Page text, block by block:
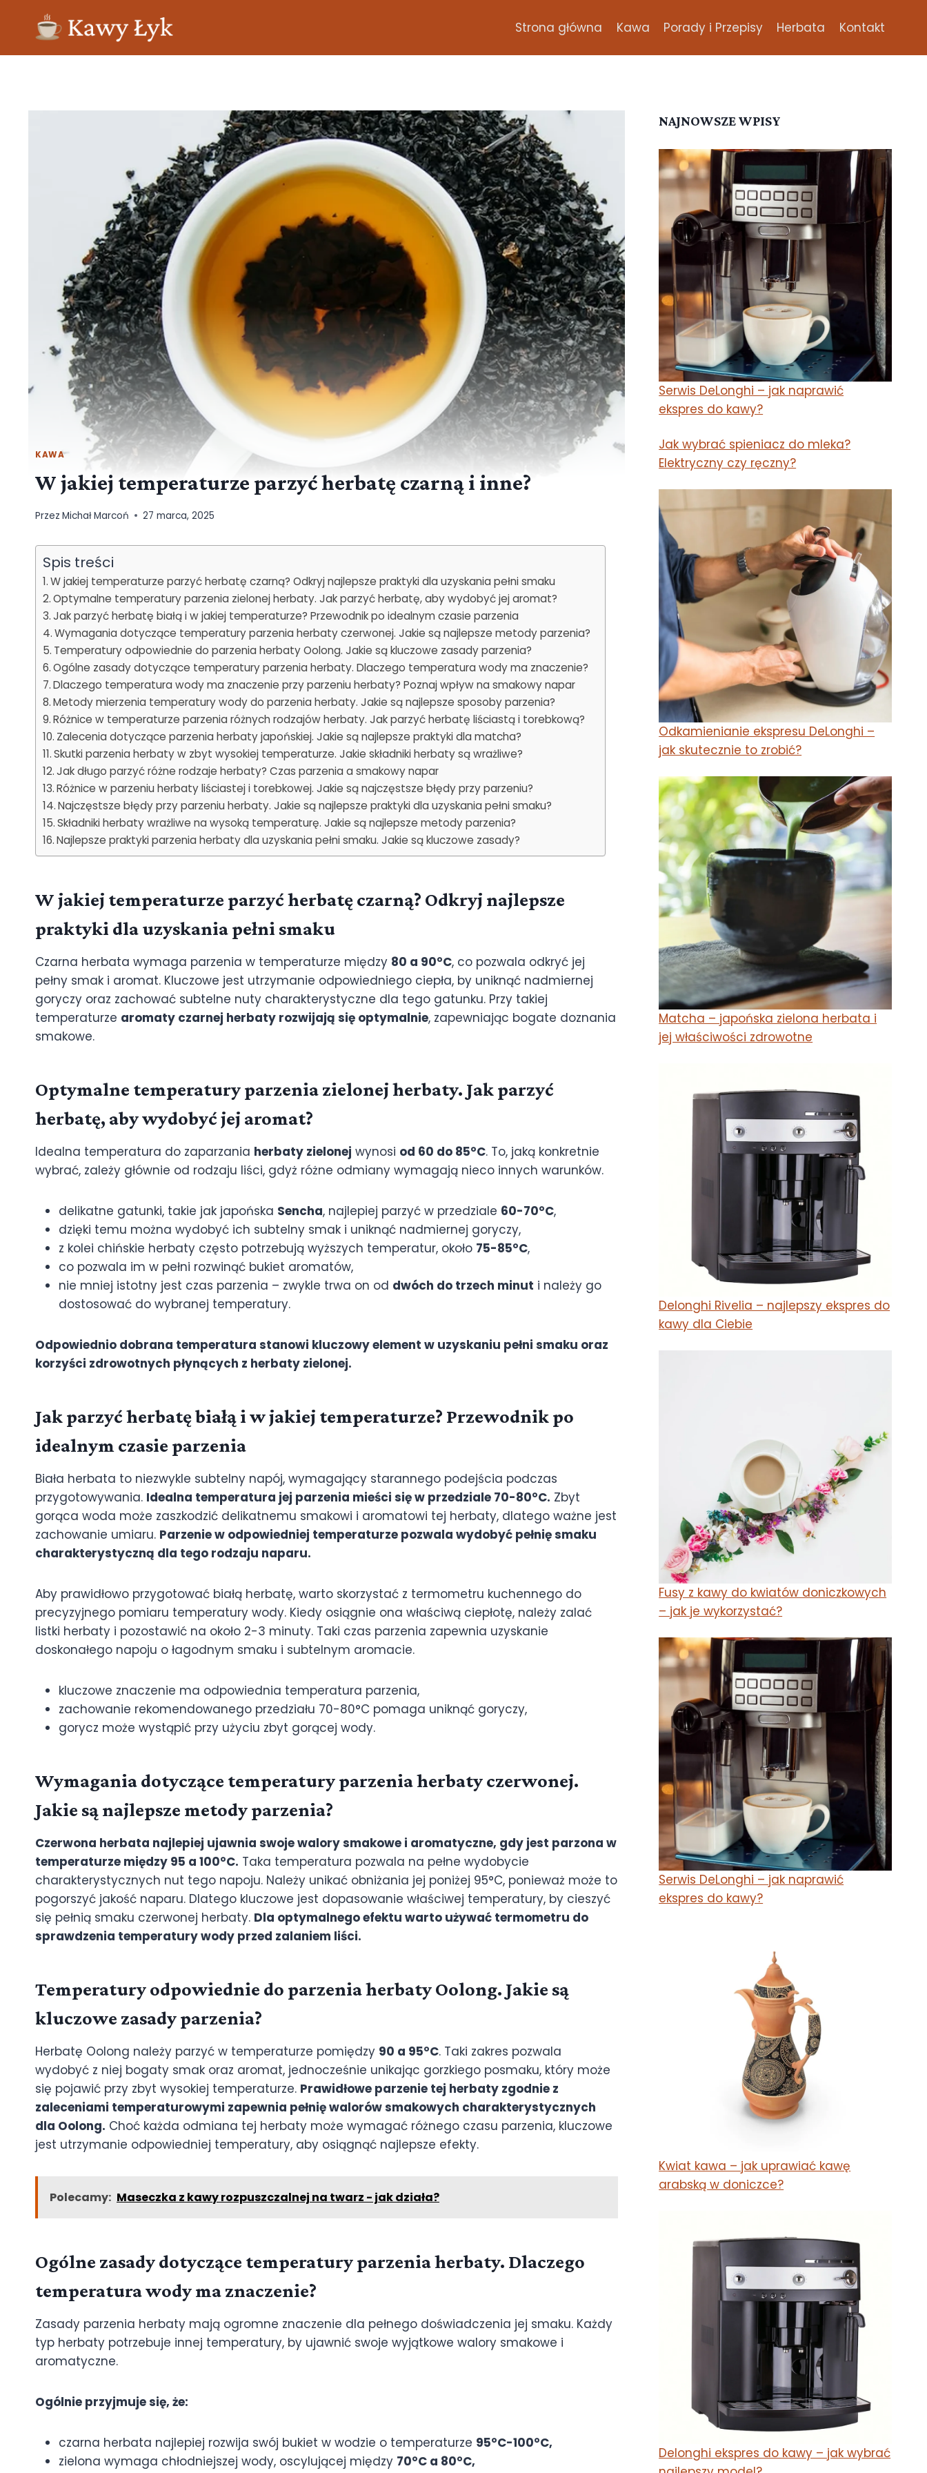
Strona główna Kawa Porady i Przepisy Herbata Kontakt
KAWA
W jakiej temperaturze parzyć herbatę czarną i inne?
Przez Michał Marcoń 27 marca, 2025
Spis treści
W jakiej temperaturze parzyć herbatę czarną? Odkryj najlepsze praktyki dla uzyskania pełni smaku
Optymalne temperatury parzenia zielonej herbaty. Jak parzyć herbatę, aby wydobyć jej aromat?
Jak parzyć herbatę białą i w jakiej temperaturze? Przewodnik po idealnym czasie parzenia
Wymagania dotyczące temperatury parzenia herbaty czerwonej. Jakie są najlepsze metody parzenia?
Temperatury odpowiednie do parzenia herbaty Oolong. Jakie są kluczowe zasady parzenia?
Ogólne zasady dotyczące temperatury parzenia herbaty. Dlaczego temperatura wody ma znaczenie?
Dlaczego temperatura wody ma znaczenie przy parzeniu herbaty? Poznaj wpływ na smakowy napar
Metody mierzenia temperatury wody do parzenia herbaty. Jakie są najlepsze sposoby parzenia?
Różnice w temperaturze parzenia różnych rodzajów herbaty. Jak parzyć herbatę liściastą i torebkową?
Zalecenia dotyczące parzenia herbaty japońskiej. Jakie są najlepsze praktyki dla matcha?
Skutki parzenia herbaty w zbyt wysokiej temperaturze. Jakie składniki herbaty są wrażliwe?
Jak długo parzyć różne rodzaje herbaty? Czas parzenia a smakowy napar
Różnice w parzeniu herbaty liściastej i torebkowej. Jakie są najczęstsze błędy przy parzeniu?
Najczęstsze błędy przy parzeniu herbaty. Jakie są najlepsze praktyki dla uzyskania pełni smaku?
Składniki herbaty wrażliwe na wysoką temperaturę. Jakie są najlepsze metody parzenia?
Najlepsze praktyki parzenia herbaty dla uzyskania pełni smaku. Jakie są kluczowe zasady?
W jakiej temperaturze parzyć herbatę czarną? Odkryj najlepsze
praktyki dla uzyskania pełni smaku
Czarna herbata wymaga parzenia w temperaturze między 80 a 90°C, co pozwala odkryć jej
pełny smak i aromat. Kluczowe jest utrzymanie odpowiedniego ciepła, by uniknąć nadmiernej
goryczy oraz zachować subtelne nuty charakterystyczne dla tego gatunku. Przy takiej
temperaturze aromaty czarnej herbaty rozwijają się optymalnie, zapewniając bogate doznania
smakowe.
Optymalne temperatury parzenia zielonej herbaty. Jak parzyć
herbatę, aby wydobyć jej aromat?
Idealna temperatura do zaparzania herbaty zielonej wynosi od 60 do 85°C. To, jaką konkretnie
wybrać, zależy głównie od rodzaju liści, gdyż różne odmiany wymagają nieco innych warunków.
delikatne gatunki, takie jak japońska Sencha, najlepiej parzyć w przedziale 60-70°C,
dzięki temu można wydobyć ich subtelny smak i uniknąć nadmiernej goryczy,
z kolei chińskie herbaty często potrzebują wyższych temperatur, około 75-85°C,
co pozwala im w pełni rozwinąć bukiet aromatów,
nie mniej istotny jest czas parzenia – zwykle trwa on od dwóch do trzech minut i należy go
dostosować do wybranej temperatury.
Odpowiednio dobrana temperatura stanowi kluczowy element w uzyskaniu pełni smaku oraz
korzyści zdrowotnych płynących z herbaty zielonej.
Jak parzyć herbatę białą i w jakiej temperaturze? Przewodnik po
idealnym czasie parzenia
Biała herbata to niezwykle subtelny napój, wymagający starannego podejścia podczas
przygotowywania. Idealna temperatura jej parzenia mieści się w przedziale 70-80°C. Zbyt
gorąca woda może zaszkodzić delikatnemu smakowi i aromatowi tej herbaty, dlatego ważne jest
zachowanie umiaru. Parzenie w odpowiedniej temperaturze pozwala wydobyć pełnię smaku
charakterystyczną dla tego rodzaju naparu.
Aby prawidłowo przygotować białą herbatę, warto skorzystać z termometru kuchennego do
precyzyjnego pomiaru temperatury wody. Kiedy osiągnie ona właściwą ciepłotę, należy zalać
listki herbaty i pozostawić na około 2-3 minuty. Taki czas parzenia zapewnia uzyskanie
doskonałego napoju o łagodnym smaku i subtelnym aromacie.
kluczowe znaczenie ma odpowiednia temperatura parzenia,
zachowanie rekomendowanego przedziału 70-80°C pomaga uniknąć goryczy,
gorycz może wystąpić przy użyciu zbyt gorącej wody.
Wymagania dotyczące temperatury parzenia herbaty czerwonej.
Jakie są najlepsze metody parzenia?
Czerwona herbata najlepiej ujawnia swoje walory smakowe i aromatyczne, gdy jest parzona w
temperaturze między 95 a 100°C. Taka temperatura pozwala na pełne wydobycie
charakterystycznych nut tego napoju. Należy unikać obniżania jej poniżej 95°C, ponieważ może to
pogorszyć jakość naparu. Dlatego kluczowe jest dopasowanie właściwej temperatury, by cieszyć
się pełnią smaku czerwonej herbaty. Dla optymalnego efektu warto używać termometru do
sprawdzenia temperatury wody przed zalaniem liści.
Temperatury odpowiednie do parzenia herbaty Oolong. Jakie są
kluczowe zasady parzenia?
Herbatę Oolong należy parzyć w temperaturze pomiędzy 90 a 95°C. Taki zakres pozwala
wydobyć z niej bogaty smak oraz aromat, jednocześnie unikając gorzkiego posmaku, który może
się pojawić przy zbyt wysokiej temperaturze. Prawidłowe parzenie tej herbaty zgodnie z
zaleceniami temperaturowymi zapewnia pełnię walorów smakowych charakterystycznych
dla Oolong. Choć każda odmiana tej herbaty może wymagać różnego czasu parzenia, kluczowe
jest utrzymanie odpowiedniej temperatury, aby osiągnąć najlepsze efekty.
Polecamy: Maseczka z kawy rozpuszczalnej na twarz - jak działa?
Ogólne zasady dotyczące temperatury parzenia herbaty. Dlaczego
temperatura wody ma znaczenie?
Zasady parzenia herbaty mają ogromne znaczenie dla pełnego doświadczenia jej smaku. Każdy
typ herbaty potrzebuje innej temperatury, by ujawnić swoje wyjątkowe walory smakowe i
aromatyczne.
Ogólnie przyjmuje się, że:
czarna herbata najlepiej rozwija swój bukiet w wodzie o temperaturze 95°C-100°C,
zielona wymaga chłodniejszej wody, oscylującej między 70°C a 80°C,
NAJNOWSZE WPISY
Serwis DeLonghi – jak naprawić
ekspres do kawy?
Jak wybrać spieniacz do mleka?
Elektryczny czy ręczny?
Odkamienianie ekspresu DeLonghi –
jak skutecznie to zrobić?
Matcha – japońska zielona herbata i
jej właściwości zdrowotne
Delonghi Rivelia – najlepszy ekspres do
kawy dla Ciebie
Fusy z kawy do kwiatów doniczkowych
– jak je wykorzystać?
Serwis DeLonghi – jak naprawić
ekspres do kawy?
Kwiat kawa – jak uprawiać kawę
arabską w doniczce?
Delonghi ekspres do kawy – jak wybrać